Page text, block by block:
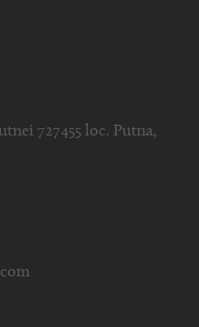
727455 loc. Putna,